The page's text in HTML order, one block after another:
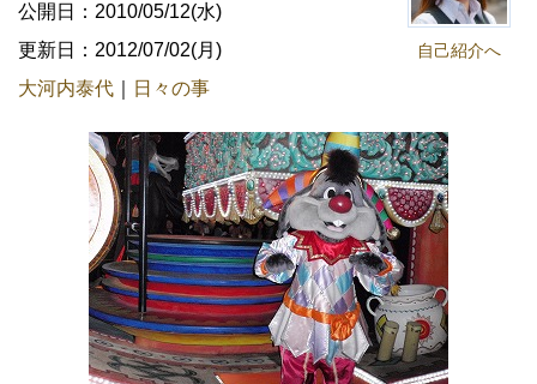
自己紹介へ
公開日：2010/05/12(水)
更新日：2012/07/02(月)
大河内泰代
日々の事